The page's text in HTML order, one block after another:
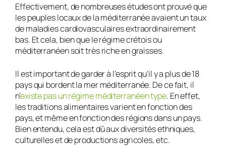
Effectivement, de nombreuses études ont prouvé que
les peuples locaux de la méditerranée avaient un taux
de maladies cardiovasculaires extraordinairement
bas. Et cela, bien que le régime crétois ou
méditerranéen soit très riche en graisses.
Il est important de garder à l’esprit qu’il y a plus de 18
pays qui bordent la mer méditerranée. De ce fait, il
n’existe pas un régime méditerranéen type. En effet,
les traditions alimentaires varient en fonction des
pays, et même en fonction des régions dans un pays.
Bien entendu, cela est dû aux diversités ethniques,
culturelles et de productions agricoles, etc.